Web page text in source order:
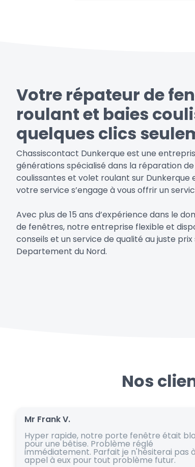
Votre répateur de
roulant et baies
quelques clics
Chassiscontact Dunkerque est une
générations spécialisé dans la réparation
coulissantes et volet roulant sur Dunkerque
votre service s’engage à vous offrir un
Avec plus de 15 ans d’expérience dans le
de fenêtres, notre entreprise flexible et
conseils et un service de qualité au juste
Departement du Nord.
Nos
Mr Frank V.
Hyper rapide, notre porte fenêtre était
pour une bêtise. Problème réglé
immédiatement. Parfait je n'hésiterai pas
appel à eux pour tout problème futur.